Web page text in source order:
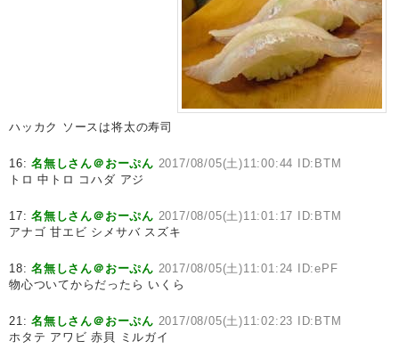
ハッカク ソースは将太の寿司
16:名無しさん＠おーぷん 2017/08/05(土)11:00:44 ID:BTM
トロ 中トロ コハダ アジ
17:名無しさん＠おーぷん 2017/08/05(土)11:01:17 ID:BTM
アナゴ 甘エビ シメサバ スズキ
18:名無しさん＠おーぷん 2017/08/05(土)11:01:24 ID:ePF
物心ついてからだったら いくら
21:名無しさん＠おーぷん 2017/08/05(土)11:02:23 ID:BTM
ホタテ アワビ 赤貝 ミルガイ